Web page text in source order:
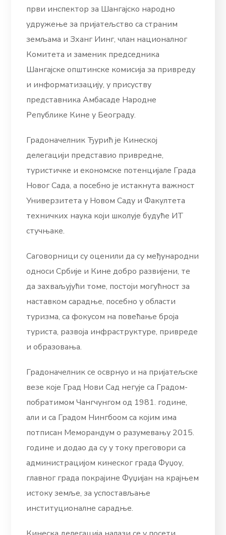
први инспектор за Шангајско народно
удружење за пријатељство са страним
земљама и Зханг Иинг, члан националног
Комитета и заменик председника
Шангајске општинске комисија за привреду
и информатизацију, у присуству
представника Амбасаде Народне
Републике Кине у Београду.
Градоначелник Ђурић је Кинеској
делегацији представио привредне,
туристичке и економске потенцијале Града
Новог Сада, а посебно је истакнута важност
Универзитета у Новом Саду и Факултета
техничких наука који школује будуће ИТ
стучњаке.
Саговорници су оценили да су међународни
односи Србије и Кине добро развијени, те
да захваљујући томе, постоји могућност за
наставком сарадње, посебно у области
туризма, са фокусом на повећање броја
туриста, развоја инфраструктуре, привреде
и образовања.
Градоначелник се осврнуо и на пријатељске
везе које Град Нови Сад негује са Градом-
побратимом Чангчунгом од 1981. године,
али и са Градом Нингбоом са којим има
потписан Меморандум о разумевању 2015.
године и додао да су у току преговори са
администрацијом кинеског града Фуџоу,
главног града покрајине Фуџијан на крајњем
истоку земље, за успостављање
институционалне сарадње.